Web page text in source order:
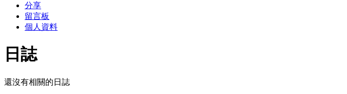
分享
留言板
個人資料
日誌
還沒有相關的日誌